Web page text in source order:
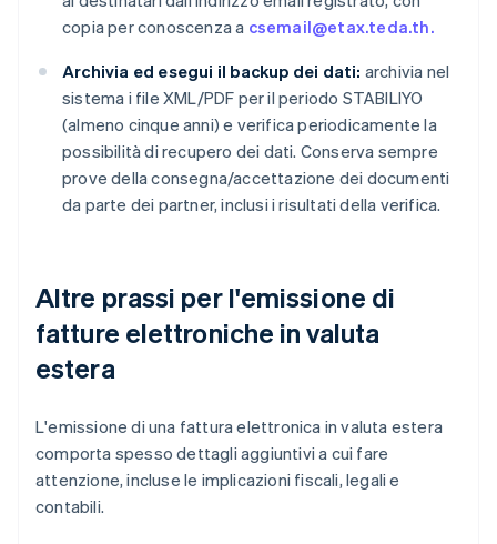
copia per conoscenza a csemail@etax.teda.th.
Archivia ed esegui il backup dei dati: archivia nel
sistema i file XML/PDF per il periodo STABILIYO
(almeno cinque anni) e verifica periodicamente la
possibilità di recupero dei dati. Conserva sempre
prove della consegna/accettazione dei documenti
da parte dei partner, inclusi i risultati della verifica.
Altre prassi per l'emissione di
fatture elettroniche in valuta
estera
L'emissione di una fattura elettronica in valuta estera
comporta spesso dettagli aggiuntivi a cui fare
attenzione, incluse le implicazioni fiscali, legali e
contabili.